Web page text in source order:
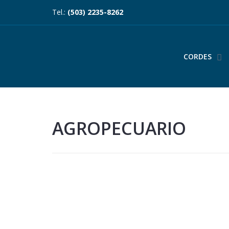
Tel.: (503) 2235-8262
CORDES
AGROPECUARIO